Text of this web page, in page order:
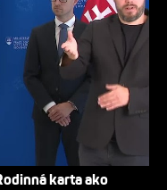
karta ako